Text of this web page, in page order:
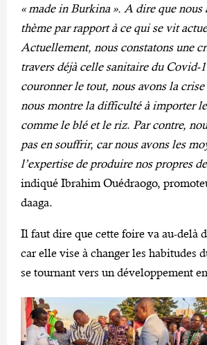
« made in Burkina ». A dire que nous
thème par rapport à ce qui se vit
Actuellement, nous constatons une
travers déjà celle sanitaire du Covid-
couronner le tout, nous avons la
nous montre la difficulté à importer
comme le blé et le riz. Par contre,
pas en souffrir, car nous avons les
l’expertise de produire nos propres
indiqué Ibrahim Ouédraogo,
daaga.
Il faut dire que cette foire va au-delà
car elle vise à changer les habitudes
se tournant vers un développement